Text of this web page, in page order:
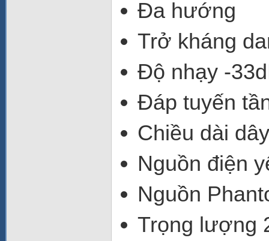
Đa hướng
Trở kháng
Độ nhạy -
Đáp tuyến
Chiều dài
Nguồn điện
Nguồn
Trọng lượng